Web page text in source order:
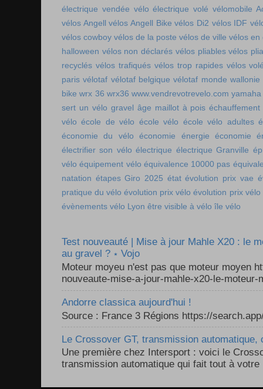
électrique vendée vélo électrique volé vélomobile
vélos Angell vélos Angell Bike vélos Di2 vélos IDF
vélos cowboy vélos de la poste vélos de ville vélos en
halloween vélos non déclarés vélos pliables vélos
recyclés vélos trafiqués vélos trop rapides vélos
paris vélotaf vélotaf belgique vélotaf monde wallonie
bike wrx 36 wrx36 www.vendrevotrevelo.com
sert un vélo gravel âge maillot à pois
vélo école de vélo école vélo école vélo adultes
économie du vélo
économie énergie
économie
électrifier son vélo électrique électrique Granville
vélo équipement vélo équivalence 10000 pas
natation étapes Giro 2025 état évolution prix vae
pratique du vélo évolution prix vélo évolution prix
évènements vélo Lyon être visible à vélo île vélo
Test nouveauté | Mise à jour Mahle X20 : le
au gravel ? ⋆ Vojo
Moteur moyeu n'est pas que moteur moyen
nouveaute-mise-a-jour-mahle-x20-le-
Andorre classica aujourd'hui !
Source : France 3 Régions https://
Le Crossover GT, transmission automatique,
Une première chez Intersport : voici le
transmission automatique qui fait tout à